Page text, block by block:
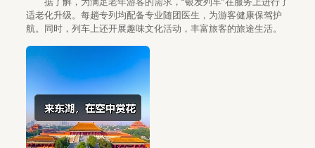
适老化升级。每趟专列均配备专业随团医生，为游客健康保驾护
航。同时，列车上还开展趣味文化活动，丰富旅客的旅途生活。